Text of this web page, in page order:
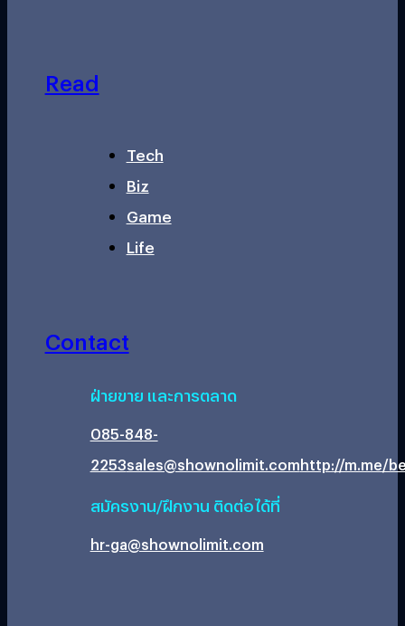
Read
Tech
Biz
Game
Life
Contact
ฝ่ายขาย และการตลาด
085-848-
2253sales@shownolimit.comhttp://m.me/
สมัครงาน/ฝึกงาน ติดต่อได้ที่
hr-ga@shownolimit.com